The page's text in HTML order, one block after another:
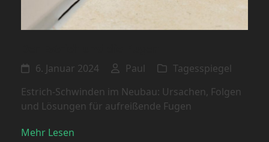
6. Januar 2024 Paul
Tagesspiegel
Estrich-Schwinden im Neubau: Ursachen, Folgen
und Lösungen für aufreißende Fugen
Mehr Lesen